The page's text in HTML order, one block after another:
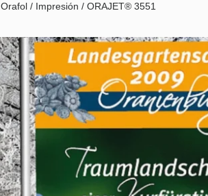
Orafol / Impresión / ORAJET® 3551